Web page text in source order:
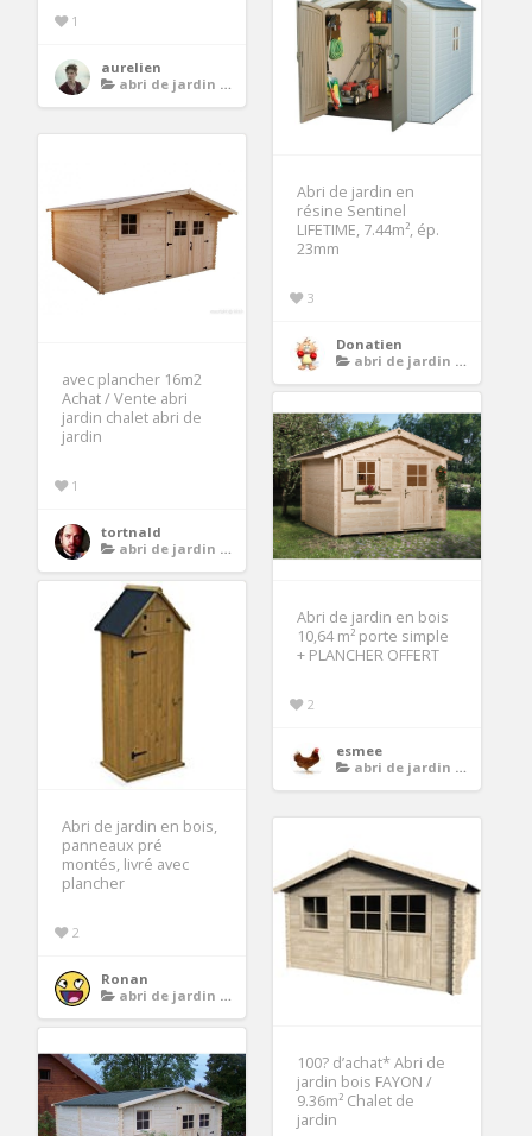
1
aurelien
abri de jardin avec plancher
Abri de jardin en
résine Sentinel
LIFETIME, 7.44m², ép.
23mm
3
Donatien
abri de jardin avec plancher
avec plancher 16m2
Achat / Vente abri
jardin chalet abri de
jardin
1
tortnald
abri de jardin avec plancher
Abri de jardin en bois
10,64 m² porte simple
+ PLANCHER OFFERT
2
esmee
abri de jardin avec plancher
Abri de jardin en bois,
panneaux pré
montés, livré avec
plancher
2
Ronan
abri de jardin avec plancher
100? d’achat* Abri de
jardin bois FAYON /
9.36m² Chalet de
jardin